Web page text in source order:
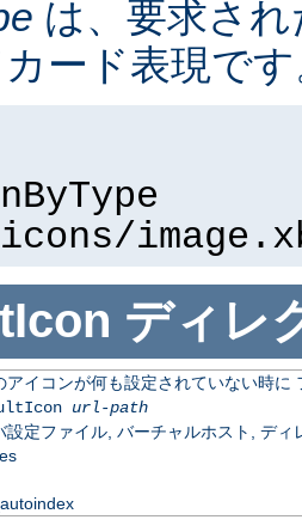
は、要求さ
ード表現で
ディレ
アイコンが何も設定されていない時に
url-path
設定ファイル, バーチャルホスト, ディ